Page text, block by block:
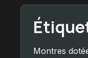
Montres